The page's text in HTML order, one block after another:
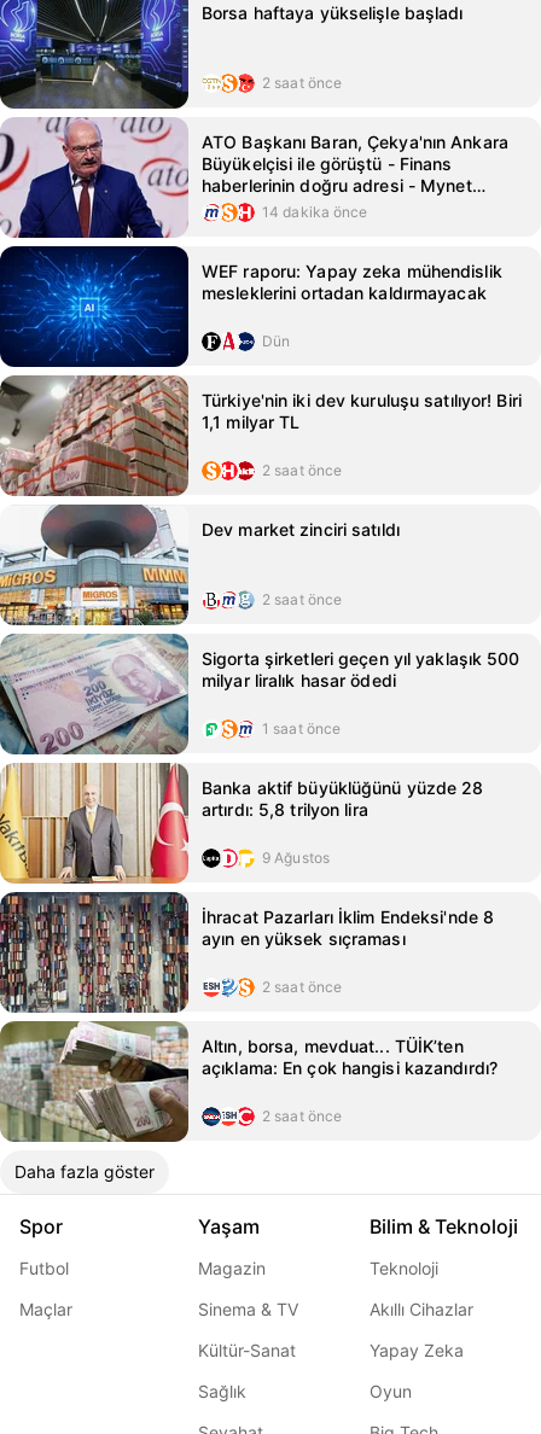
Borsa haftaya yükselişle başladı
2 saat önce
ATO Başkanı Baran, Çekya'nın Ankara
Büyükelçisi ile görüştü - Finans
haberlerinin doğru adresi - Mynet
Finans Haber14 dakika önce
WEF raporu: Yapay zeka mühendislik
mesleklerini ortadan kaldırmayacak
Dün
Türkiye'nin iki dev kuruluşu satılıyor! Biri
1,1 milyar TL
2 saat önce
Dev market zinciri satıldı
2 saat önce
Sigorta şirketleri geçen yıl yaklaşık 500
milyar liralık hasar ödedi
1 saat önce
Banka aktif büyüklüğünü yüzde 28
artırdı: 5,8 trilyon lira
9 Ağustos
İhracat Pazarları İklim Endeksi'nde 8
ayın en yüksek sıçraması
2 saat önce
Altın, borsa, mevduat... TÜİK’ten
açıklama: En çok hangisi kazandırdı?
2 saat önce
Daha fazla göster
Spor
Futbol
Maçlar
Yaşam
Magazin
Sinema & TV
Kültür-Sanat
Sağlık
Bilim & Teknoloji
Teknoloji
Akıllı Cihazlar
Yapay Zeka
Oyun